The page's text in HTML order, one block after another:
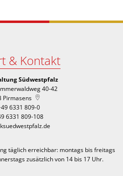
& Kontakt
Südwestpfalz
40-42
Pirmasens
6331 809-0
6331 809-108
täglich erreichbar: montags bis freitags
zusätzlich von 14 bis 17 Uhr.